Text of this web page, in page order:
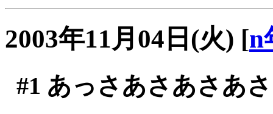
2003年11月04日(火) [n
#1 あっさあさあさあ